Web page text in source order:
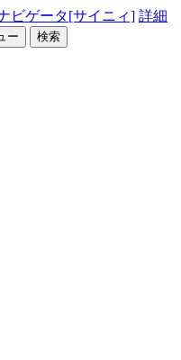
ビゲータ[サイニィ] 詳細
ー 検索